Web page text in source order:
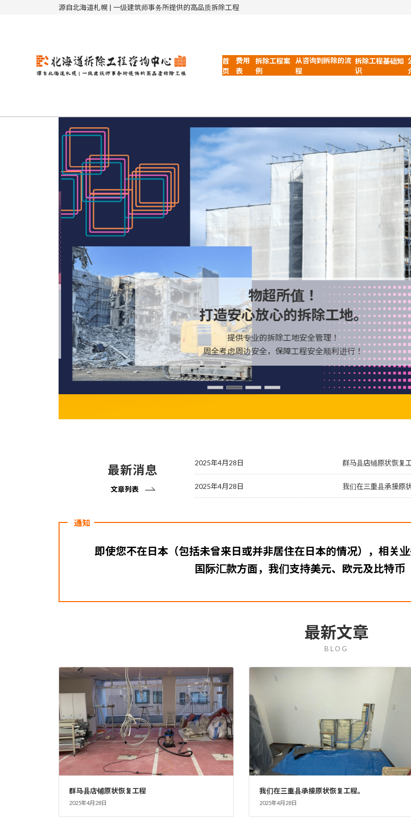
プ
動
源自北海道札幌 | 一级建筑师事务所提供的高品质拆除工程
首
页
费用
表
拆除工程案
例
从咨询到拆除的流
程
拆除工程基础知
识
物超所值！
打造安心放心的拆除工地。
提供专业的拆除工地安全管理！
周全考虑周边安全， 保障工程安全顺利进行！
最新消息
文章列表
2025年4月28日 群马县店铺原状恢复
2025年4月28日 我们在三重县承接原
通知
即使您不在日本（包括未曾来日或并非居住在日本的情况），相关
国际汇款方面，我们支持美元、欧元及比特币
最新文章
BLOG
群马县店铺原状恢复工程
2025年4月28日
我们在三重县承接原状恢复工程。
2025年4月28日